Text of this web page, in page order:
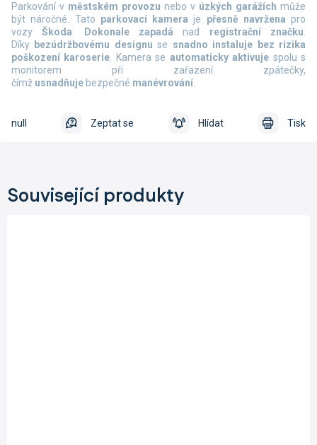
Parkování v městském provozu nebo v úzkých garážích může
být náročné. Tato parkovací kamera je přesně navržena pro
vozy
Škoda. Dokonale zapadá nad registrační značku.
Díky bezúdržbovému designu se snadno instaluje bez rizika
poškození karoserie. Kamera se automaticky aktivuje spolu s
monitorem při zařazení zpátečky,
čímž usnadňuje bezpečné manévrování.
Tisk
Zeptat se Hlídat
null
Související produkty